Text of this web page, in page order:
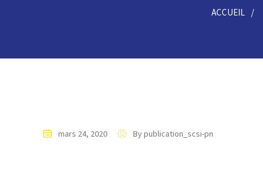
ACCUEIL
mars 24, 2020 By publication_scsi-pn